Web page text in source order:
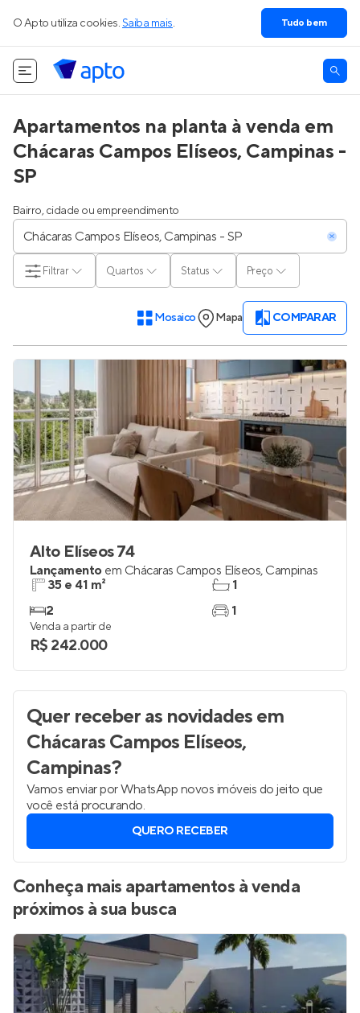
O Apto utiliza cookies. Saiba mais. Tudo bem
Apartamentos na planta à venda em
Chácaras Campos Elíseos, Campinas -
SP
Bairro, cidade ou empreendimento
Quartos Status Preço
Filtrar
Mosaico Mapa COMPARAR
Alto Elíseos 74
Lançamento em Chácaras Campos Elíseos, Campinas
35 e 41 m²
2
1
1
Venda a partir de
R$ 242.000
Quer receber as novidadesem
Chácaras Campos Elíseos,
Campinas?
Vamos enviar por WhatsApp novos imóveis do jeito que
você está procurando.
QUERO RECEBER
Conheça mais apartamentos à venda
próximos à sua busca